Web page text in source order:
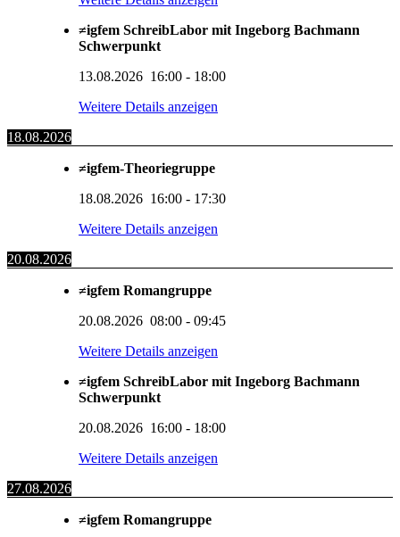
≠igfem SchreibLabor mit Ingeborg Bachmann
Schwerpunkt
13.08.2026 16:00 - 18:00
Weitere Details anzeigen
18.08.2026
≠igfem-Theoriegruppe
18.08.2026 16:00 - 17:30
Weitere Details anzeigen
20.08.2026
≠igfem Romangruppe
20.08.2026 08:00 - 09:45
Weitere Details anzeigen
≠igfem SchreibLabor mit Ingeborg Bachmann
Schwerpunkt
20.08.2026 16:00 - 18:00
Weitere Details anzeigen
27.08.2026
≠igfem Romangruppe